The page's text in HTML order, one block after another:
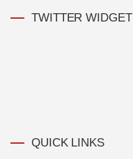
TWITTER WIDGET
QUICK LINKS